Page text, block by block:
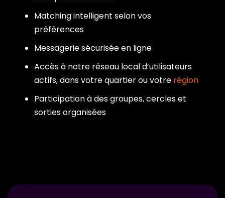
Matching intelligent selon vos
préférences
Messagerie sécurisée en ligne
Accès à notre réseau local d’utilisateurs
actifs, dans votre quartier ou votre région
Participation à des groupes, cercles et
sorties organisées